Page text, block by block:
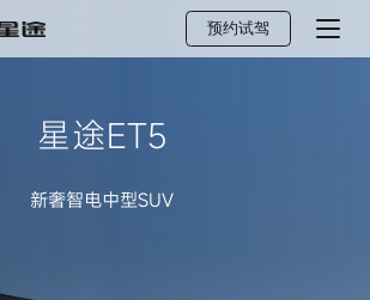
预约试驾
星途ET5
新奢智电中型SUV